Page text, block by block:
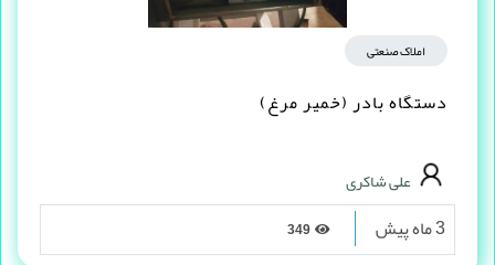
املاک صنعتی
دستگاه بادر (خمیر مرغ)
علی شاکری
3 ماه پیش